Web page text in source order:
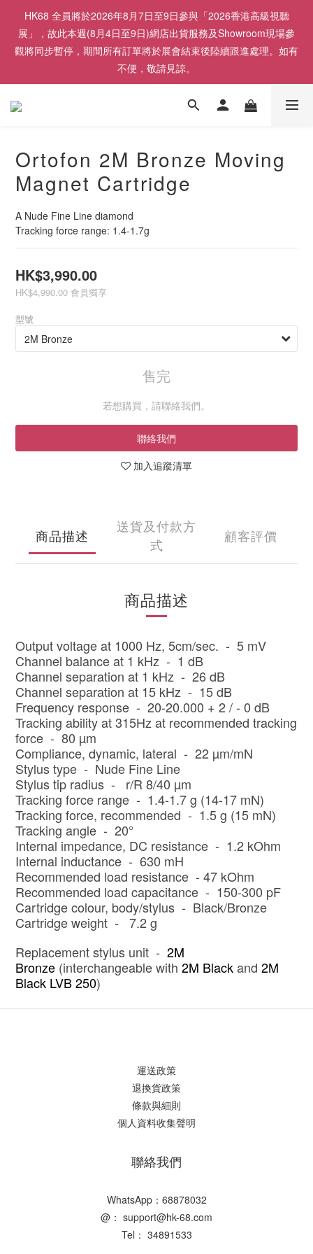
HK68 全員將於2026年8月7日至9日參與「2026香港高級視聽
展」，故此本週(8月4日至9日)網店出貨服務及Showroom現場參
觀將同步暫停，期間所有訂單將於展會結束後陸續跟進處理。如有
不便，敬請見諒。
Ortofon 2M Bronze Moving
Magnet Cartridge
A Nude Fine Line diamond
Tracking force range: 1.4-1.7g
HK$3,990.00
HK$4,990.00 會員獨享
型號
售完
若想購買，請聯絡我們。
聯絡我們
加入追蹤清單
商品描述
送貨及付款方
式
顧客評價
商品描述
Output voltage at 1000 Hz, 5cm/sec. - 5 mV
Channel balance at 1 kHz - 1 dB
Channel separation at 1 kHz - 26 dB
Channel separation at 15 kHz - 15 dB
Frequency response - 20-20.000 + 2 / - 0 dB
Tracking ability at 315Hz at recommended tracking
force - 80 µm
Compliance, dynamic, lateral - 22 µm/mN
Stylus type - Nude Fine Line
Stylus tip radius - r/R 8/40 µm
Tracking force range - 1.4-1.7 g (14-17 mN)
Tracking force, recommended - 1.5 g (15 mN)
Tracking angle - 20°
Internal impedance, DC resistance - 1.2 kOhm
Internal inductance - 630 mH
Recommended load resistance - 47 kOhm
Recommended load capacitance - 150-300 pF
Cartridge colour, body/stylus - Black/Bronze
Cartridge weight - 7.2 g
Replacement stylus unit - 2M
Bronze (interchangeable with 2M Blackand 2M
Black LVB 250)
運送政策
退換貨政策
條款與細則
個人資料收集聲明
聯絡我們
WhatsApp：68878032
@： support@hk-68.com
Tel： 34891533